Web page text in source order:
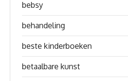
bebsy
behandeling
beste kinderboeken
betaalbare kunst